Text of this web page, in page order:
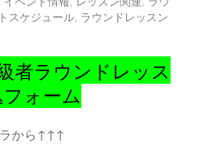
スケジュール, ラウンドレッスン
者ラウンドレッス
ォーム
から↑↑↑